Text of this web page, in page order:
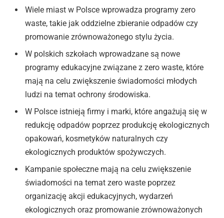
Wiele miast w Polsce wprowadza programy zero
waste, takie jak oddzielne zbieranie odpadów czy
promowanie zrównoważonego stylu życia.
W polskich szkołach wprowadzane są nowe
programy edukacyjne związane z zero waste, które
mają na celu zwiększenie świadomości młodych
ludzi na temat ochrony środowiska.
W Polsce istnieją firmy i marki, które angażują się w
redukcję odpadów poprzez produkcję ekologicznych
opakowań, kosmetyków naturalnych czy
ekologicznych produktów spożywczych.
Kampanie społeczne mają na celu zwiększenie
świadomości na temat zero waste poprzez
organizację akcji edukacyjnych, wydarzeń
ekologicznych oraz promowanie zrównoważonych